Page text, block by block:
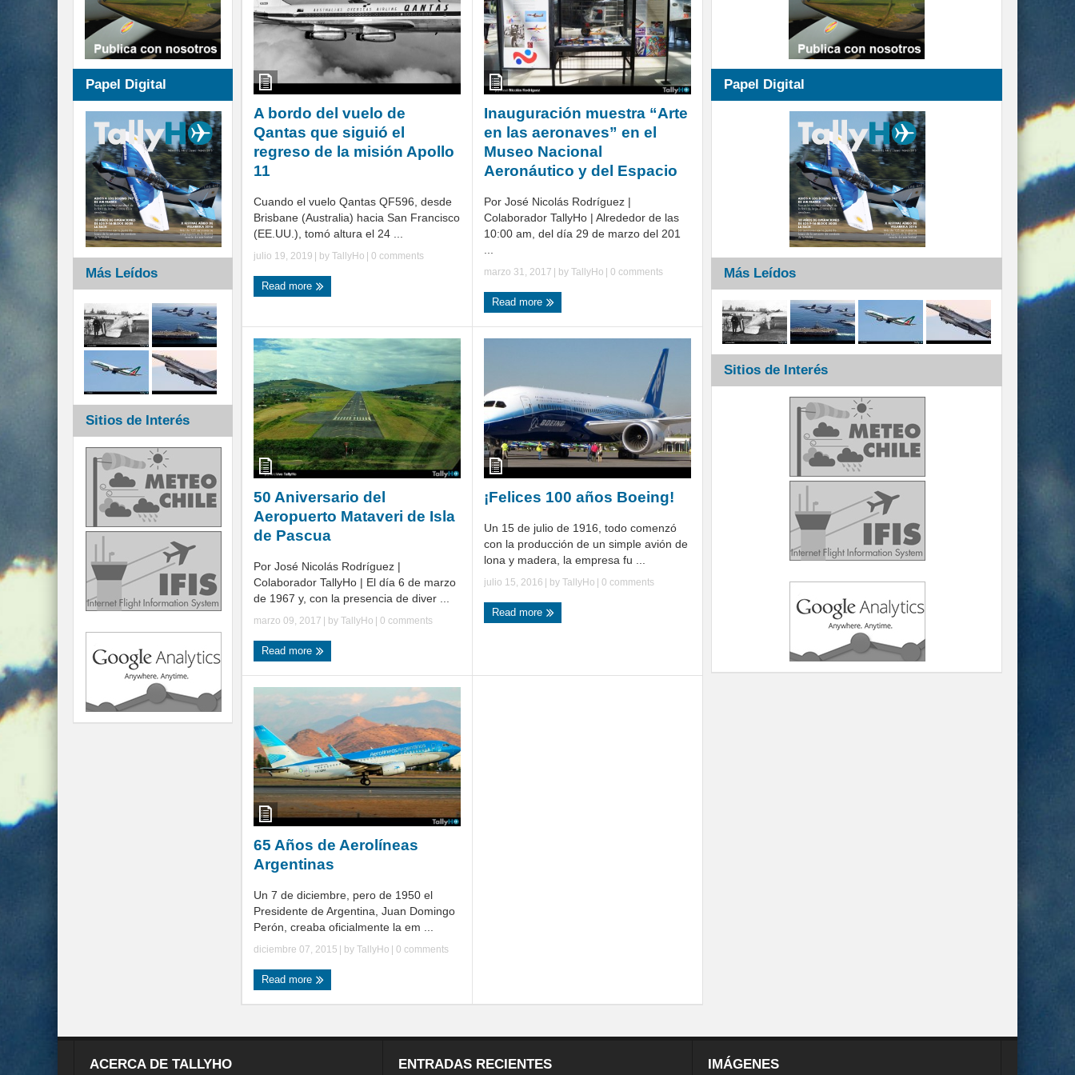
A bordo del vuelo de
Qantas que siguió el
regreso de la misión Apollo
11
Cuando el vuelo Qantas QF596, desde
Brisbane (Australia) hacia San Francisco
(EE.UU.), tomó altura el 24 ...
julio 19, 2019 | by TallyHo 0 comments
Read more
Inauguración muestra “Arte
en las aeronaves” en el
Museo Nacional
Aeronáutico y del Espacio
Por José Nicolás Rodríguez |
Colaborador TallyHo | Alrededor de las
10:00 am, del día 29 de marzo del 201
...
marzo 31, 2017 | by TallyHo 0 comments
Read more
50 Aniversario del
Aeropuerto Mataveri de Isla
de Pascua
Por José Nicolás Rodríguez |
Colaborador TallyHo | El día 6 de marzo
de 1967 y, con la presencia de diver ...
marzo 09, 2017 | by TallyHo | 0 comments
Read more
¡Felices 100 años Boeing!
Un 15 de julio de 1916, todo comenzó
con la producción de un simple avión de
lona y madera, la empresa fu ...
julio 15, 2016 | by TallyHo | 0 comments
Read more
65 Años de Aerolíneas
Argentinas
Un 7 de diciembre, pero de 1950 el
Presidente de Argentina, Juan Domingo
Perón, creaba oficialmente la em ...
diciembre 07, 2015 | by TallyHo 0 comments
Read more
Papel Digital
Más Leídos
Sitios de Interés
Papel Digital
Más Leídos
Sitios de Interés
ACERCA DE TALLYHO ENTRADAS RECIENTES IMÁGENES